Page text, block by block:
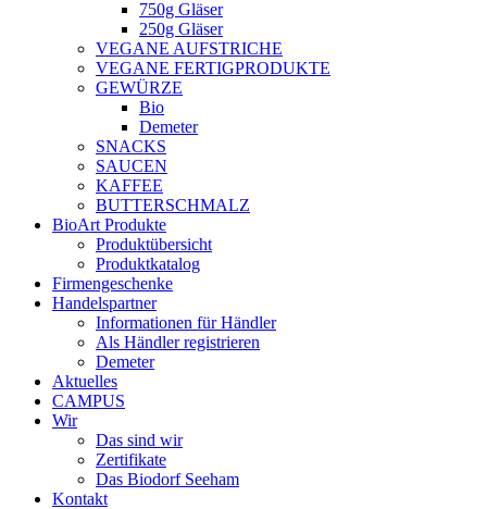
750g Gläser
250g Gläser
VEGANE AUFSTRICHE
VEGANE FERTIGPRODUKTE
GEWÜRZE
Bio
Demeter
SNACKS
SAUCEN
KAFFEE
BUTTERSCHMALZ
BioArt Produkte
Produktübersicht
Produktkatalog
Firmengeschenke
Handelspartner
Informationen für Händler
Als Händler registrieren
Demeter
Aktuelles
CAMPUS
Wir
Das sind wir
Zertifikate
Das Biodorf Seeham
Kontakt